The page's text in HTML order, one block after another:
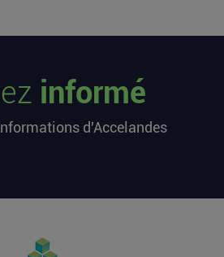
une sortie à 2,25
de 1,4 milliard de dollars et
entreprise a-t-elle le
informé
d'Accelandes